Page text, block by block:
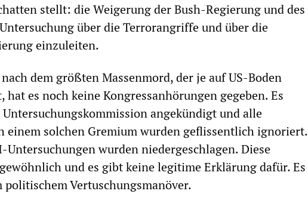
stellt: die Weigerung der Bush-Regierung und des
über die Terrorangriffe und über die
einzuleiten.
dem größten Massenmord, der je auf US-Boden
hat es noch keine Kongressanhörungen gegeben. Es
angekündigt und alle
einem solchen Gremium wurden geflissentlich ignoriert.
Untersuchungen wurden niedergeschlagen. Diese
und es gibt keine legitime Erklärung dafür. Es
Vertuschungsmanöver.